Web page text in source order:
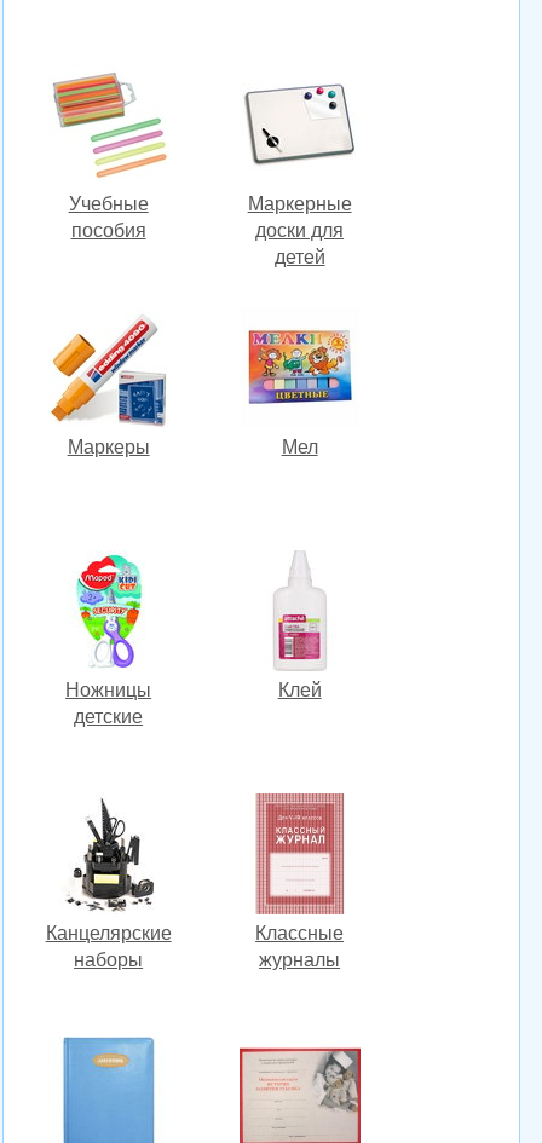
Учебные
пособия
Маркерные
доски для
детей
Маркеры Мел
Ножницы
детские
Клей
Канцелярские
наборы
Классные
журналы